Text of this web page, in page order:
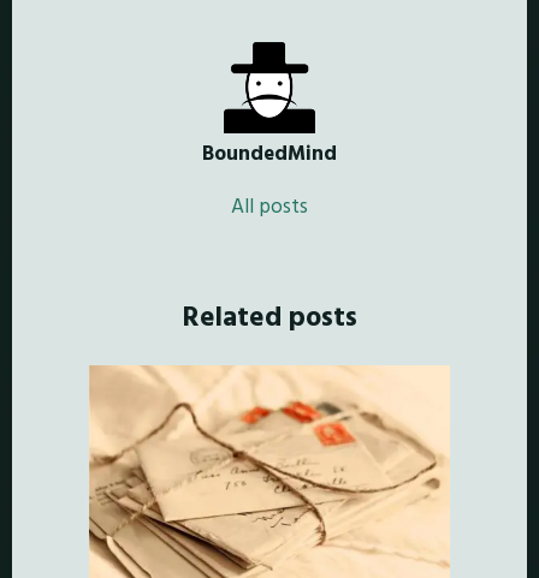
BoundedMind
All posts
Related posts